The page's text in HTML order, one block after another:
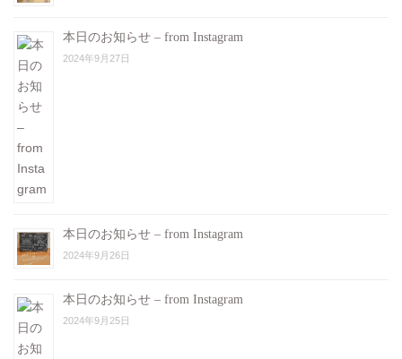
本日のお知らせ – from Instagram
2024年9月27日
本日のお知らせ – from Instagram
2024年9月26日
本日のお知らせ – from Instagram
2024年9月25日